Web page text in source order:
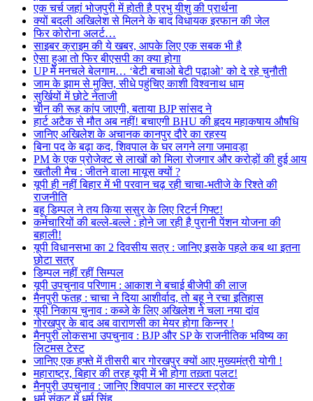
एक चर्च जहां भोजपुरी में होती है प्रभु यीशु की प्रार्थना
क्यों बदली अखिलेश से मिलने के बाद विधायक इरफान की जेल
फिर कोरोना अलर्ट…
साइबर क्राइम की ये खबर, आपके लिए एक सबक भी है
ऐसा हुआ तो फिर बीएसपी का क्या होगा
UP में मनचले बेलगाम… ‘बेटी बचाओ बेटी पढ़ाओ’ को दे रहे चुनौती
जाम के झाम से मुक्ति, सीधे पहुंचिए काशी विश्वनाथ धाम
सुर्खियों में छोटे नेताजी
चीन की रूह कांप जाएगी, बताया BJP सांसद ने
हार्ट अटैक से मौत अब नहीं! बचाएगी BHU की हृदय महाकषाय औषधि
जानिए अखिलेश के अचानक कानपुर दौरे का रहस्य
बिना पद के बढ़ा कद, शिवपाल के घर लगने लगा जमावड़ा
PM के एक प्रोजेक्ट से लाखों को मिला रोजगार और करोड़ों की हुई आय
खतौली मैच : जीतने वाला मायूस क्यों ?
यूपी ही नहीं बिहार में भी परवान चढ़ रही चाचा-भतीजे के रिश्ते की
राजनीति
बहू डिम्पल ने तय किया ससुर के लिए रिटर्न गिफ्ट!
कर्मचारियों की बल्ले-बल्ले : होने जा रही है पुरानी पेंशन योजना की
बहाली!
यूपी विधानसभा का 2 दिवसीय सत्र : जानिए इसके पहले कब था इतना
छोटा सत्र
डिम्पल नहीं रहीं सिम्पल
यूपी उपचुनाव परिणाम : आकाश ने बचाई बीजेपी की लाज
मैनपुरी फतह : चाचा ने दिया आशीर्वाद, तो बहू ने रचा इतिहास
यूपी निकाय चुनाव : कब्जे के लिए अखिलेश ने चला नया दांव
गोरखपुर के बाद अब वाराणसी का मेयर होगा किन्नर !
मैनपुरी लोकसभा उपचुनाव : BJP और SP के राजनीतिक भविष्य का
लिटमस टेस्ट
जानिए एक हफ्ते में तीसरी बार गोरखपुर क्यों आए मुख्यमंत्री योगी !
महाराष्ट्र, बिहार की तरह यूपी में भी होगा तख़्ता पलट!
मैनपुरी उपचुनाव : जानिए शिवपाल का मास्टर स्ट्रोक
धर्म संकट में धर्म सिंह